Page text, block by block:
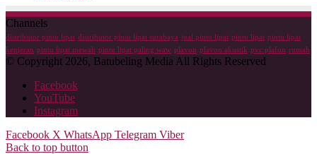
Channels
distributor pintu lipat distributor pintu lipat surabaya jual pintu lipat pintu lipat pintu lipat
kenjeran pintu lipat mewah pintu lipat paling waw plavon plavon akustik pvc plafon rumah
© Copyright 2026, Batubeling Media All Rights Reserved
Facebook
YouTube
Instagram
Facebook X WhatsApp Telegram Viber
Back to top button